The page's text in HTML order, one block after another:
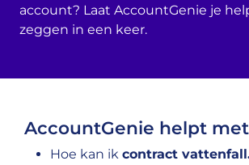
account? Laat AccountGenie je
zeggen in een keer.
AccountGenie helpt
Hoe kan ik contract